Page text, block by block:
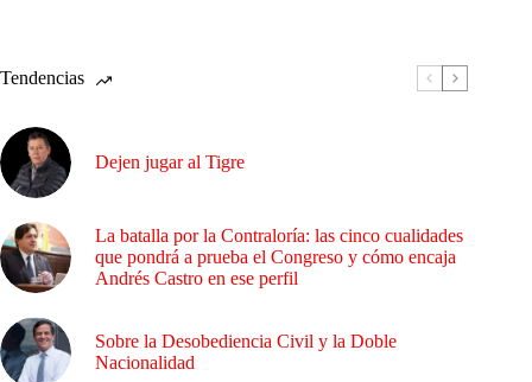
Tendencias
Dejen jugar al Tigre
La batalla por la Contraloría: las cinco cualidades
que pondrá a prueba el Congreso y cómo encaja
Andrés Castro en ese perfil
Sobre la Desobediencia Civil y la Doble
Nacionalidad